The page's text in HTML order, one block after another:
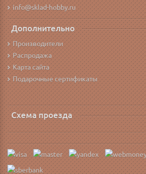
info@sklad-hobby.ru
Дополнительно
Производители
Распродажа
Карта сайта
Подарочные сертификаты
Схема проезда